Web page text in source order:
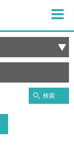
検索